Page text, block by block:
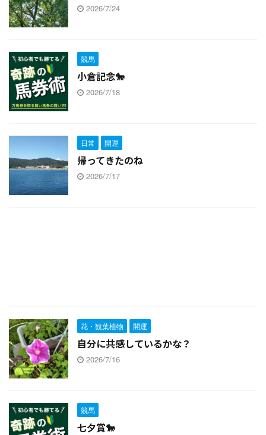
2026/7/24
競馬
小倉記念🐎
2026/7/18
日常 開運
帰ってきたのね
2026/7/17
花・観葉植物 開運
自分に共感しているかな？
2026/7/16
競馬
七夕賞🐎